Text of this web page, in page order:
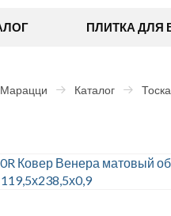
ПЛИТКА ДЛЯ
Каталог